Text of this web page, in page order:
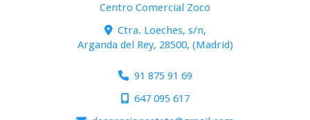
Centro Comercial Zoco
Ctra. Loeches, s/n,
Arganda del Rey, 28500, (Madrid)
91 875 91 69
647 095 617